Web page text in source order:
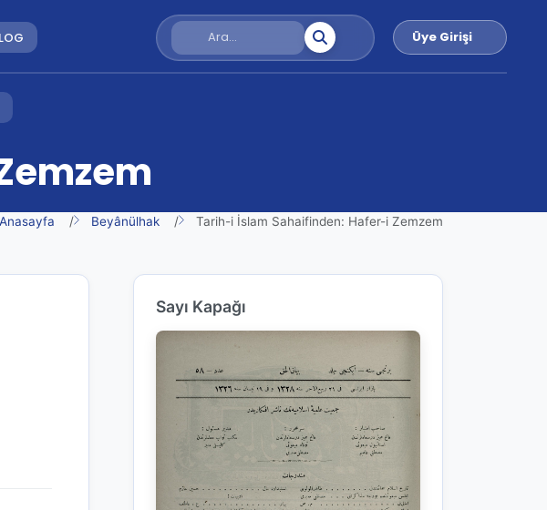
Üye Girişi
Anasayfa Beyânülhak Tarih-i İslam Sahaifinden: Hafer-i Zemzem
Sayı Kapağı